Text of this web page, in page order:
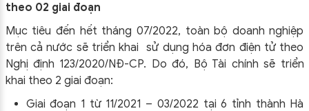
theo 02 giai đoạn
Mục tiêu đến hết tháng 07/2022, toàn bộ doanh nghiệp
trên cả nước sẽ triển khai sử dụng hóa đơn điện tử theo
Nghị định 123/2020/NĐ-CP. Do đó, Bộ Tài chính sẽ triển
khai theo 2 giai đoạn:
Giai đoạn 1 từ 11/2021 – 03/2022 tại 6 tỉnh thành Hà